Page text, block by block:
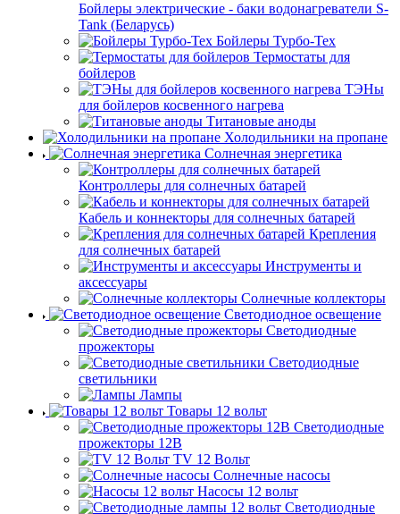
Бойлеры электрические - баки водонагреватели S-
Tank (Беларусь)
Бойлеры Турбо-Тех
Термостаты для
бойлеров
ТЭНы
для бойлеров косвенного нагрева
Титановые аноды
Холодильники на пропане
Солнечная энергетика
Контроллеры для солнечных батарей
Кабель и коннекторы для солнечных батарей
Крепления
для солнечных батарей
Инструменты и
аксессуары
Солнечные коллекторы
Светодиодное освещение
Светодиодные
прожекторы
Светодиодные
светильники
Лампы
Товары 12 вольт
Светодиодные
прожекторы 12В
TV 12 Вольт
Солнечные насосы
Насосы 12 вольт
Светодиодные